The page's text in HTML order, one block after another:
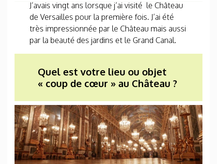
J’avais vingt ans lorsque j’ai visité le Château
de Versailles pour la première fois. J’ai été
très impressionnée par le Château mais aussi
par la beauté des jardins et le Grand Canal.
Quel est votre lieu ou objet
« coup de cœur » au Château ?